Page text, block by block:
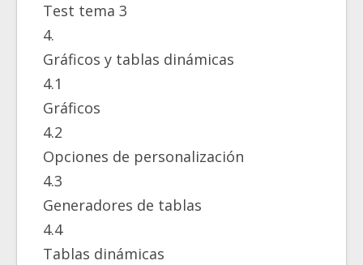
Test tema 3
4.
Gráficos y tablas dinámicas
4.1
Gráficos
4.2
Opciones de personalización
4.3
Generadores de tablas
4.4
Tablas dinámicas